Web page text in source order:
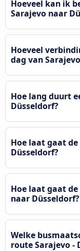
Hoeveel kan ik
Sarajevo naar
Hoeveel
dag van
Hoe lang duurt
Düsseldorf?
Hoe laat gaat
Düsseldorf?
Hoe laat gaat
naar Düsseldorf?
Welke
route Sarajevo -